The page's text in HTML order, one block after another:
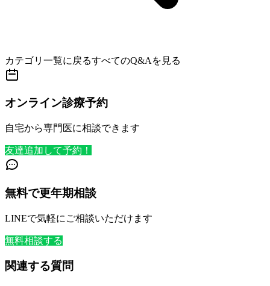
カテゴリ一覧に戻るすべてのQ&Aを見る
オンライン診療予約
自宅から専門医に相談できます
友達追加して予約！
無料で更年期相談
LINEで気軽にご相談いただけます
無料相談する
関連する質問